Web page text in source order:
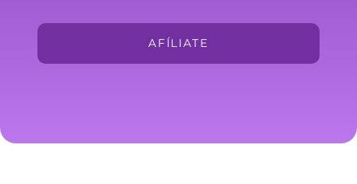
AFÍLIATE